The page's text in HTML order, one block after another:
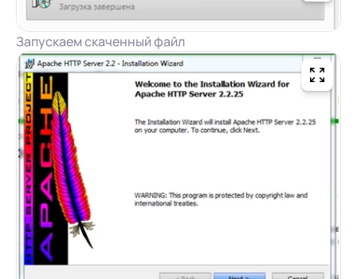
Запускаем скаченный файл